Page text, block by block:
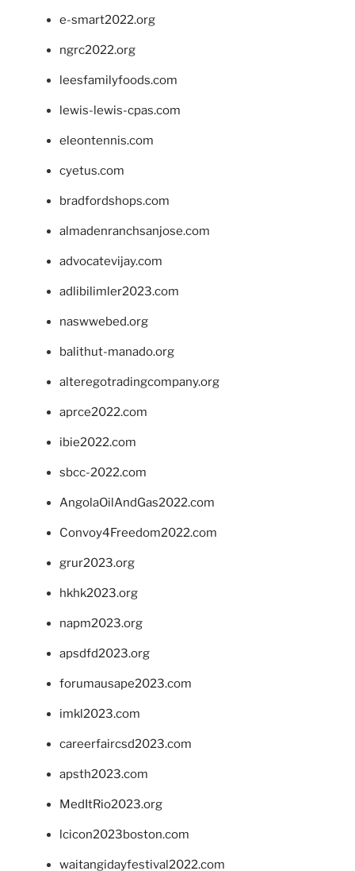
e-smart2022.org
ngrc2022.org
leesfamilyfoods.com
lewis-lewis-cpas.com
eleontennis.com
cyetus.com
bradfordshops.com
almadenranchsanjose.com
advocatevijay.com
adlibilimler2023.com
naswwebed.org
balithut-manado.org
alteregotradingcompany.org
aprce2022.com
ibie2022.com
sbcc-2022.com
AngolaOilAndGas2022.com
Convoy4Freedom2022.com
grur2023.org
hkhk2023.org
napm2023.org
apsdfd2023.org
forumausape2023.com
imkl2023.com
careerfaircsd2023.com
apsth2023.com
MedItRio2023.org
lcicon2023boston.com
waitangidayfestival2022.com